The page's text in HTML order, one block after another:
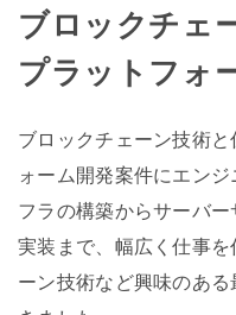
ブロックチェ
プラットフォ
ブロックチェーン技術
ォーム開発案件にエン
フラの構築からサーバ
実装まで、幅広く仕事
ーン技術など興味のあ